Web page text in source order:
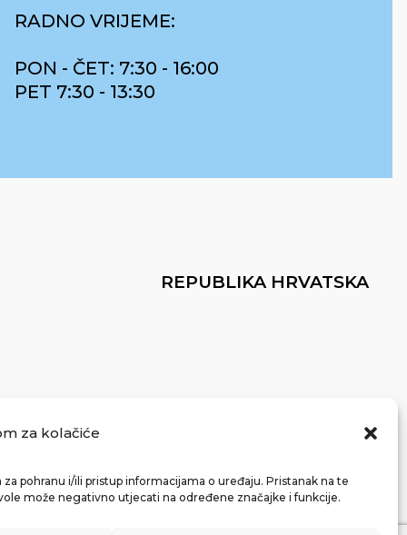
za kolačiće
pohranu i/ili pristup informacijama o uređaju. Pristanak na te
može negativno utjecati na određene značajke i funkcije.
RADNO VRIJEME:
PON - ČET: 7:30 - 16:00
PET 7:30 - 13:30
REPUBLIKA HRVATSKA